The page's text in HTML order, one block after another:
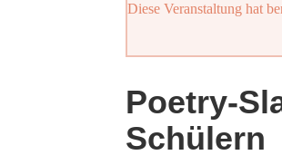
Diese Veranstaltung hat
Poetry-
Schülern